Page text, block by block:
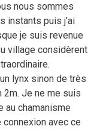
nous sommes
instants puis j’ai
je suis revenue
village considèrent
lynx sinon de très
2m. Je ne me suis
au chamanisme
avec ce